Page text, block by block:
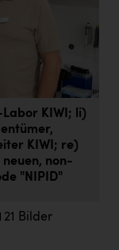
Labor KIWI; li)
KIWI; re)
non-
"NIPID"
21 Bilder